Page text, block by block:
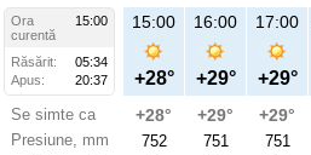
Ora
15:00
curentă
Răsărit:
05:34
Apus:
20:37
Se simte ca
Presiune, mm
15:00
+28°
+28°
752
16:00
+29°
+29°
751
17:00
+29°
+29°
751